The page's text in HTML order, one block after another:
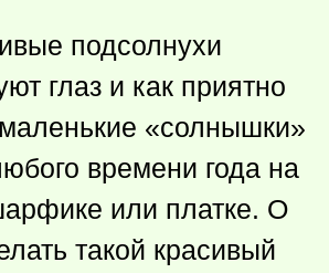
подсолнухи
глаз и как приятно
«солнышки»
времени года на
или платке. О
такой красивый